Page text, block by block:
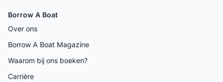
Borrow A Boat
Over ons
Borrow A Boat Magazine
Waarom bij ons boeken?
Carrière